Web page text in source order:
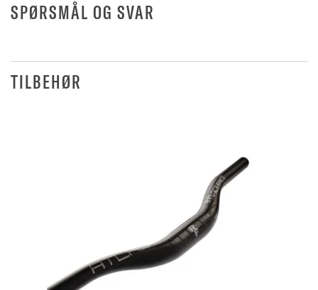
SPØRSMÅL OG SVAR
TILBEHØR